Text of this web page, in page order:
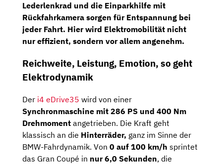
Lederlenkrad und die Einparkhilfe mit
Rückfahrkamera sorgen für Entspannung bei
jeder Fahrt. Hier wird Elektromobilität nicht
nur effizient, sondern vor allem angenehm.
Reichweite, Leistung, Emotion, so geht
Elektrodynamik
Der i4 eDrive35 wird von einer
Synchronmaschine mit 286 PS und 400 Nm
Drehmoment angetrieben. Die Kraft geht
klassisch an die Hinterräder, ganz im Sinne der
BMW-Fahrdynamik. Von 0 auf 100 km/h sprintet
das Gran Coupé in nur 6,0 Sekunden, die